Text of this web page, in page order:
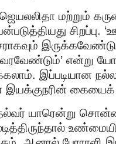
ஜெயலலிதா மற்றும்
சிறப்பு.
என்று
இப்படியான
கையைக்
யாரென்று